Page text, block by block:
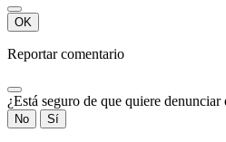
OK
Reportar comentario
¿Está seguro de que quiere denunciar
No Sí